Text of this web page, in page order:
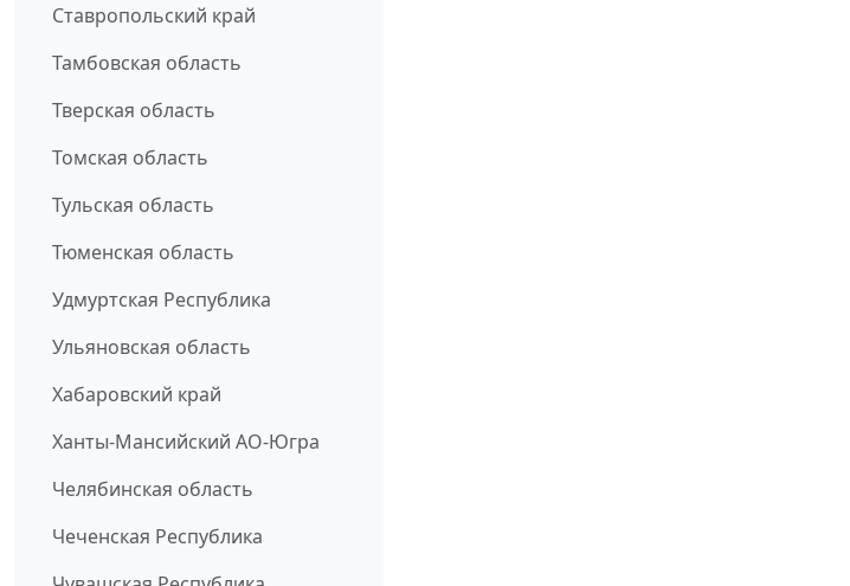
Ставропольский край
Тамбовская область
Тверская область
Томская область
Тульская область
Тюменская область
Удмуртская Республика
Ульяновская область
Хабаровский край
Ханты-Мансийский АО-Югра
Челябинская область
Чеченская Республика